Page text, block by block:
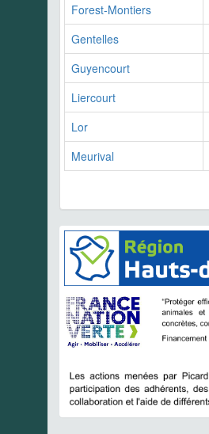
Forest-Montiers
Gentelles
Guyencourt
Liercourt
Lor
Meurival